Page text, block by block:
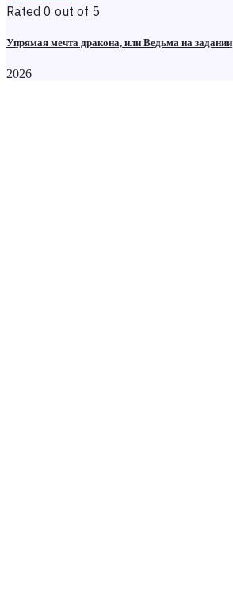
Rated 0 out of 5
Упрямая мечта дракона, или Ведьма на задании
2026